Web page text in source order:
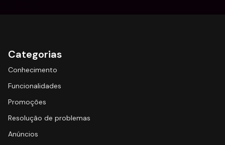
Categorias
Conhecimento
Funcionalidades
Promoções
Resolução de problemas
Anúncios